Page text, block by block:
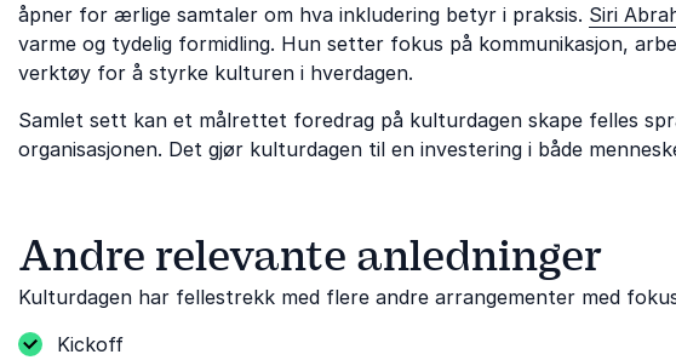
åpner for ærlige samtaler om hva inkludering betyr i praksis. Siri
varme og tydelig formidling. Hun setter fokus på kommunikasjon,
verktøy for å styrke kulturen i hverdagen.
Samlet sett kan et målrettet foredrag på kulturdagen skape felles
organisasjonen. Det gjør kulturdagen til en investering i både
Andre relevante anledninger
Kulturdagen har fellestrekk med flere andre arrangementer med
Kickoff